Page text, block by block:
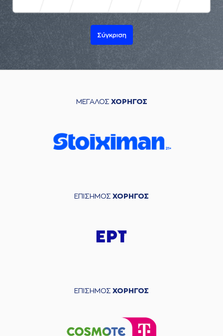
Σύγκριση
ΜΕΓΑΛΟΣ ΧΟΡΗΓΟΣ
ΕΠΙΣΗΜΟΣ ΧΟΡΗΓΟΣ
ΕΠΙΣΗΜΟΣ ΧΟΡΗΓΟΣ